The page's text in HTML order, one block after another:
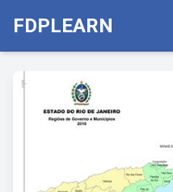
FDPLEARN